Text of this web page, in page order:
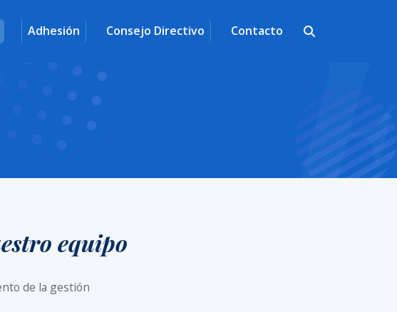
Adhesión Consejo Directivo Contacto
equipo
de la gestión